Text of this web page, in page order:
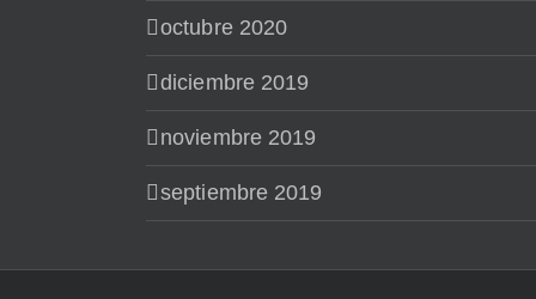
octubre 2020
diciembre 2019
noviembre 2019
septiembre 2019